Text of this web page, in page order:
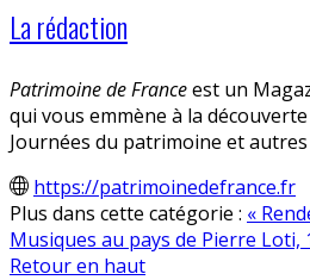
La rédaction
Patrimoine de Franceest un
qui vous emmène à la
Journées du patrimoine et autres
https://patrimoinedefrance.fr
Plus dans cette catégorie : «
Musiques au pays de Pierre Loti,
Retour en haut